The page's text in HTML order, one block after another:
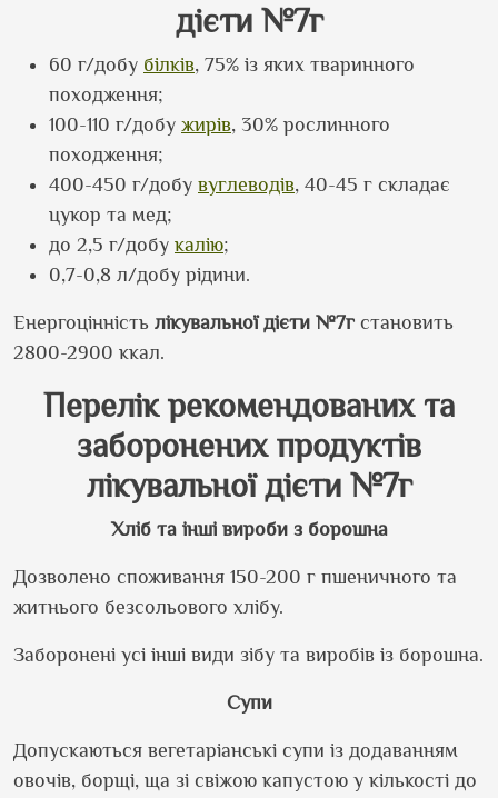
дієти №7г
60 г/добу білків, 75% із яких тваринного
походження;
100-110 г/добу жирів, 30% рослинного
походження;
400-450 г/добу вуглеводів, 40-45 г складає
цукор та мед;
до 2,5 г/добу калію;
0,7-0,8 л/добу рідини.
Енергоцінність лікувальної дієти №7г становить
2800-2900 ккал.
Перелік рекомендованих та
заборонених продуктів
лікувальної дієти №7г
Хліб та інші вироби з борошна
Дозволено споживання 150-200 г пшеничного та
житнього безсольового хлібу.
Заборонені усі інші види зібу та виробів із борошна.
Супи
Допускаються вегетаріанські супи із додаванням
овочів, борщі, ща зі свіжою капустою у кількості до